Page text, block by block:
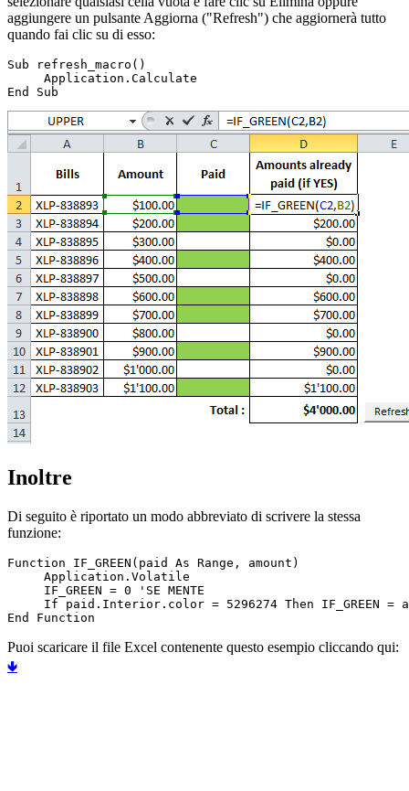
aggiungere un pulsante Aggiorna ("Refresh") che aggiornerà tutto
quando fai clic su di esso:
Sub refresh_macro()
     Application.Calculate
Inoltre
Di seguito è riportato un modo abbreviato di scrivere la stessa
funzione:
Function IF_GREEN(paid As Range, amount)
     Application.Volatile
     IF_GREEN = 0 'SE MENTE
If paid.Interior.color = 5296274 Then IF_GREEN =
Puoi scaricare il file Excel contenente questo esempio cliccando qui:
🢃